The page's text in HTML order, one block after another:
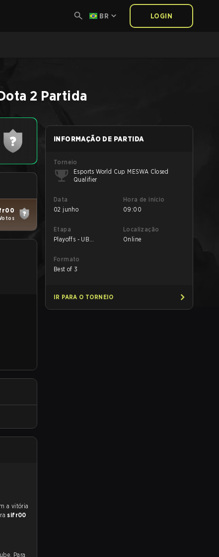
BR LOGIN
2 Partida
sifr00
Para
INFORMAÇÃO DE PARTIDA
Torneio
Esports World Cup MESWA Closed
Qualifier
Data
02 junho
Hora de início
09:00
Etapa
Playoffs - UB
Localização
Online
Formato
Best of 3
IR PARA O TORNEIO